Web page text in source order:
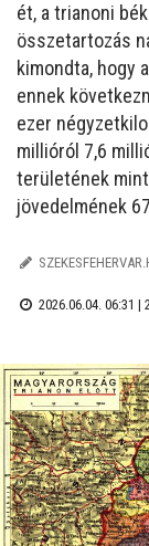
ét, a trianoni
összetartozás
kimondta, hogy
ennek
ezer
millióról 7,6
területének
jövedelmének
2026.06.04. 06:31 |